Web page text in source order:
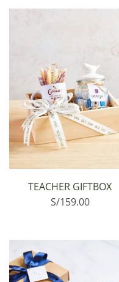
TEACHER GIFTBOX
S/159.00